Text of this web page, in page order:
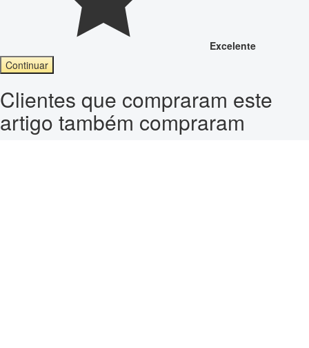
Excelente
Continuar
Clientes que compraram este
artigo também compraram